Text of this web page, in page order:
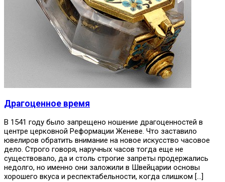
Драгоценное время
В 1541 году было запрещено ношение драгоценностей в
центре церковной Реформации Женеве. Что заставило
ювелиров обратить внимание на новое искусство часовое
дело. Строго говоря, наручных часов тогда еще не
существовало, да и столь строгие запреты продержались
недолго, но именно они заложили в Швейцарии основы
хорошего вкуса и респектабельности, когда слишком […]